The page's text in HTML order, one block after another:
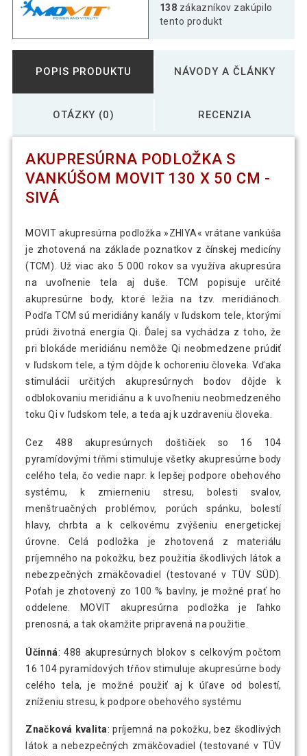
Akupresúrna podložka s vankúšom
MOVIT 130 x 50 cm - ružová
80,59 €
MOVIT 130 x 50 cm - tyrkysová
82,69 €
Akupresúrna podložka s vankúšom
138 zákazníkov zakúpilo
tento produkt
POPIS PRODUKTU NÁVODY A ČLÁNKY
OTÁZKY (0) RECENZIA
AKUPRESÚRNA PODLOŽKA S
VANKÚŠOM MOVIT 130 X 50 CM -
SIVÁ
MOVIT akupresúrna podložka »ZHIYA« vrátane vankúša
je zhotovená na základe poznatkov z čínskej medicíny
(TCM). Už viac ako 5 000 rokov sa využíva akupresúra
na uvoľnenie tela aj duše. TCM popisuje určité
akupresúrne body, ktoré ležia na tzv. meridiánoch.
Podľa TCM sú meridiány kanály v ľudskom tele, ktorými
prúdi životná energia Qi. Ďalej sa vychádza z toho, že
pri blokáde meridiánu nemôže Qi neobmedzene prúdiť
v ľudskom tele, a tým dôjde k ochoreniu človeka. Vďaka
stimulácii určitých akupresúrnych bodov dôjde k
odblokovaniu meridiánu a k uvoľneniu neobmedzeného
toku Qi v ľudskom tele, a teda aj k uzdraveniu človeka.
Cez 488 akupresúrnych doštičiek so 16 104
pyramídovými tŕňmi stimuluje všetky akupresúrne body
celého tela, čo vedie napr. k lepšej podpore obehového
systému, k zmierneniu stresu, bolesti svalov,
menštruačných problémov, porúch spánku, bolestí
hlavy, chrbta a k celkovému zvýšeniu energetickej
úrovne. Celá podložka je zhotovená z materiálu
príjemného na pokožku, bez použitia škodlivých látok a
nebezpečných zmäkčovadiel (testované v TÜV SÜD).
Poťah je zhotovený zo 100 % bavlny, je možné prať ho
oddelene. MOVIT akupresúrna podložka je ľahko
prenosná, a tak okamžite pripravená na použitie.
Účinná: 488 akupresúrnych blokov s celkovým počtom
16 104 pyramídových tŕňov stimuluje akupresúrne body
celého tela, je možné použiť aj k úľave od bolestí,
zníženiu stresu, k podpore obehového systému
Značková kvalita: príjemná na pokožku, bez škodlivých
látok a nebezpečných zmäkčovadiel (testované v TÜV